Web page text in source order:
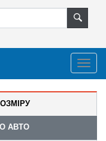
АВТО